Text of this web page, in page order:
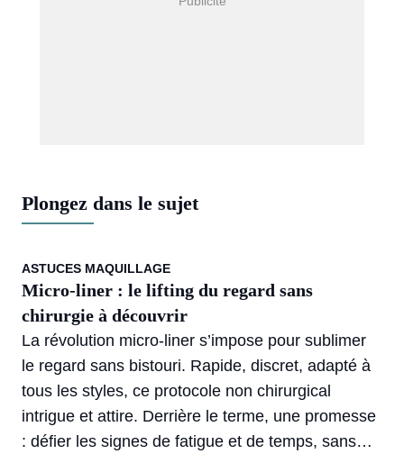
Plongez dans le sujet
ASTUCES MAQUILLAGE
Micro-liner : le lifting du regard sans
chirurgie à découvrir
La révolution micro-liner s’impose pour sublimer
le regard sans bistouri. Rapide, discret, adapté à
tous les styles, ce protocole non chirurgical
intrigue et attire. Derrière le terme, une promesse
: défier les signes de fatigue et de temps, sans